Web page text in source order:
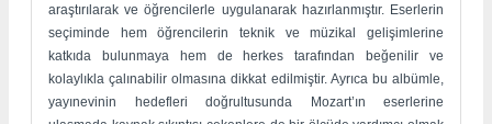
araştırılarak ve öğrencilerle uygulanarak hazırlanmıştır. Eserlerin
seçiminde hem öğrencilerin teknik ve müzikal gelişimlerine
katkıda bulunmaya hem de herkes tarafından beğenilir ve
kolaylıkla çalınabilir olmasına dikkat edilmiştir. Ayrıca bu albümle,
yayınevinin hedefleri doğrultusunda Mozart’ın eserlerine